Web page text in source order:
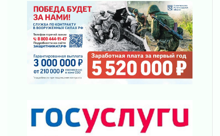
31 июля 2026
Давайте разберемся!
30 июля 2026
Круглую ригу в Гатчине отреставрируют в
2027 году
30 июля 2026
Путешествие к западным рубежам
откроется к концу сентября
30 июля 2026
Ленобласть наводит порядок на дорогах и в